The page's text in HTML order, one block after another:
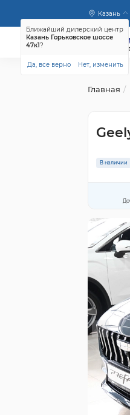
Казань
Ближайший дилерский центр
Казань Горьковское шоссе
47к1?
Да, все верно Нет, изменить
Главная
В наличии